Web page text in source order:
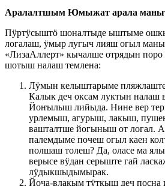
Аралалтшым Юмыжат арала
Пӱртӱсыштӧ шоналтыде ыштыме
логалаш, ӱмыр лугыч лияш огыл
«ЛизаАллерт» кычалше отрядын
шотыш налаш темлена:
Лӱмын келыштарыме
Калык деч оксам луктын налаш
Йоҥылыш лийыда. Нине вер
урлемыш, агурыш, лакыш,
вашталтше йогыныш от логал.
палемдыме почеш огыл каен
полшаш толеш? Да, оласе ма
верысе вӱдан серыште гай
лӱдыкшыдымырак.
Йоча-влакым тӱткыш деч посна